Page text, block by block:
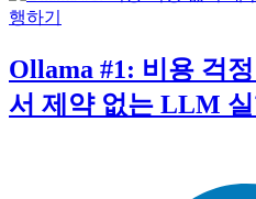
Ollama #1: 비용 걱
서 제약 없는 LLM 실